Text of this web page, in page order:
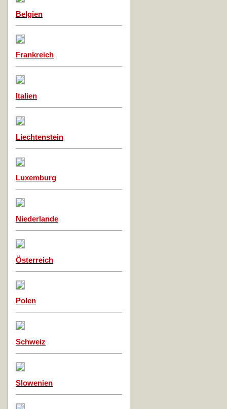
Belgien
Frankreich
Italien
Liechtenstein
Luxemburg
Niederlande
Österreich
Polen
Schweiz
Slowenien